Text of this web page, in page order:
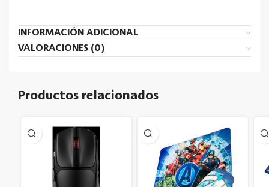
INFORMACIÓN ADICIONAL
VALORACIONES (0)
Productos relacionados